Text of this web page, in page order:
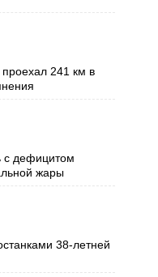
241 км в
с дефицитом
жары
38-летней